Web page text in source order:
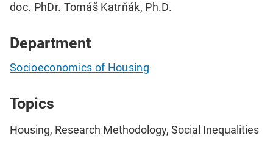
doc. PhDr. Tomáš Katrňák, Ph.D.
Department
Socioeconomics of Housing
Topics
Housing, Research Methodology, Social Inequalities